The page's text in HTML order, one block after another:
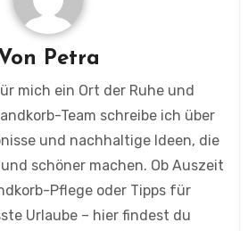
Von Petra
mich ein Ort der Ruhe und
Team schreibe ich über
und nachhaltige Ideen, die
schöner machen. Ob Auszeit
Pflege oder Tipps für
Urlaube – hier findest du